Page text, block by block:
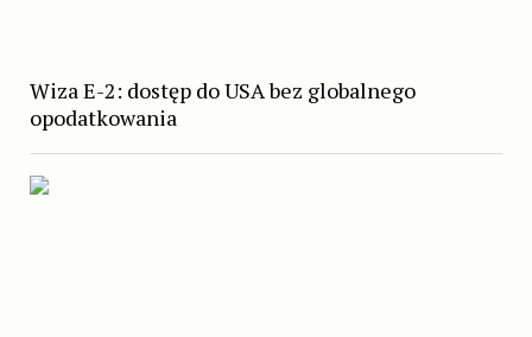
Wiza E-2: dostęp do USA bez globalnego
opodatkowania